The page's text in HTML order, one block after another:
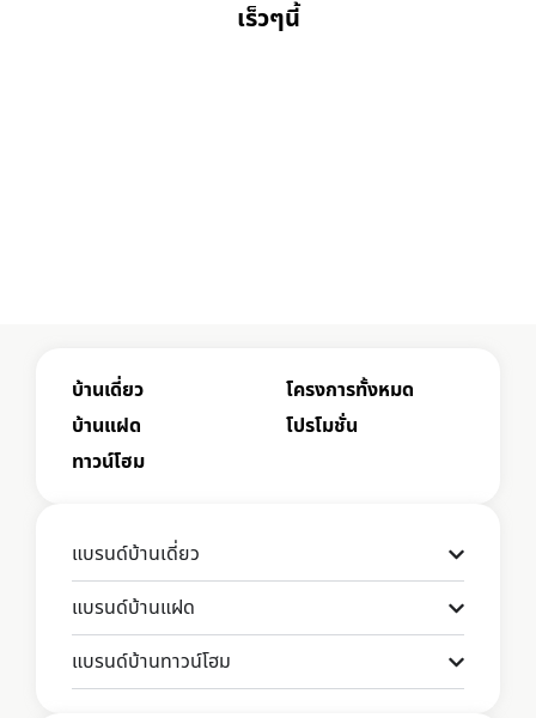
เร็วๆนี้
บ้านเดี่ยว
บ้านแฝด
ทาวน์โฮม
โครงการทั้งหมด
โปรโมชั่น
แบรนด์บ้านเดี่ยว
แบรนด์บ้านแฝด
แบรนด์บ้านทาวน์โฮม